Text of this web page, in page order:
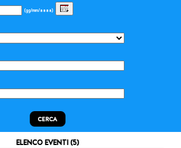
(gg/mm/aaaa)
CERCA
ELENCO EVENTI (5)